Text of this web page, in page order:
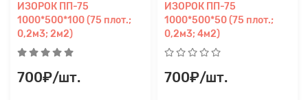
ИЗОРОК ПП-75
1000*500*100 (75 плот.;
0,2м3; 2м2)
700₽/шт.
ИЗОРОК ПП-75
1000*500*50 (75 плот.;
0,2м3; 4м2)
700₽/шт.